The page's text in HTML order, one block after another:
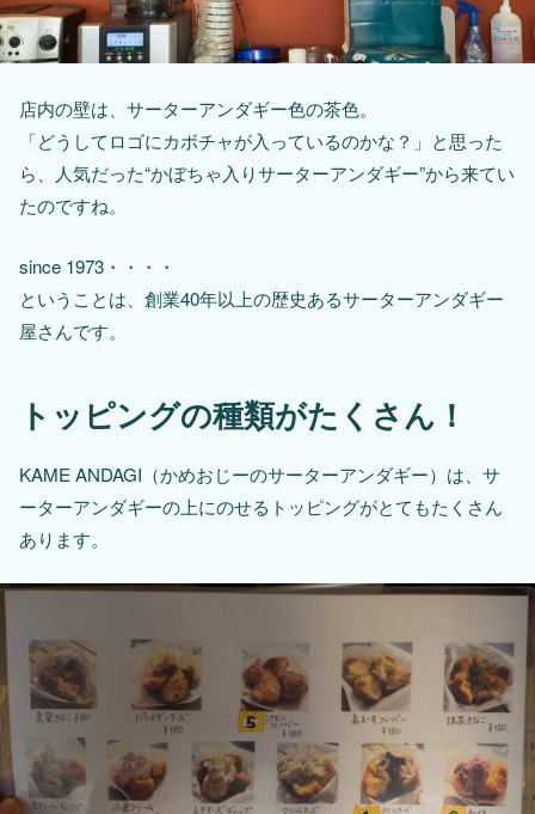
店内の壁は、サーターアンダギー色の茶色。
「どうしてロゴにカボチャが入っているのかな？」と思った
ら、人気だった“かぼちゃ入りサーターアンダギー”から来てい
たのですね。
since 1973・・・・
ということは、創業40年以上の歴史あるサーターアンダギー
屋さんです。
トッピングの種類がたくさん！
KAME ANDAGI（かめおじーのサーターアンダギー）は、サ
ーターアンダギーの上にのせるトッピングがとてもたくさん
あります。